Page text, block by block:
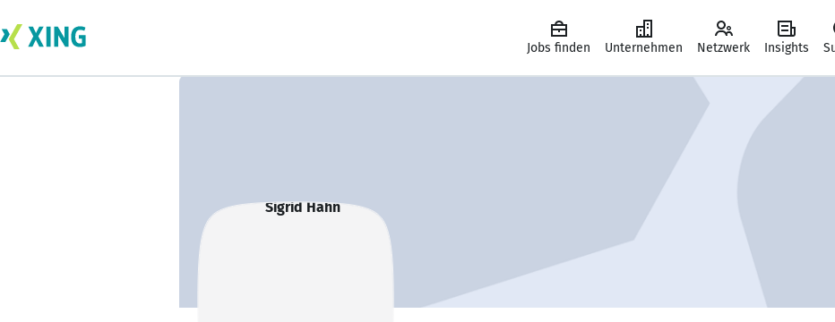
Jobs finden Unternehmen Netzwerk Insights